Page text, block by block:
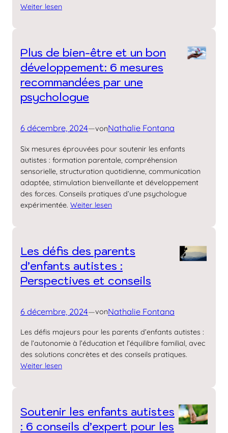
Weiter lesen
Plus de bien-être et un bon
développement: 6 mesures
recommandées par une
psychologue
6 décembre, 2024—vonNathalie Fontana
Six mesures éprouvées pour soutenir les enfants
autistes : formation parentale, compréhension
sensorielle, structuration quotidienne, communication
adaptée, stimulation bienveillante et développement
des forces. Conseils pratiques d’une psychologue
expérimentée. Weiter lesen
Les défis des parents
d’enfants autistes :
Perspectives et conseils
6 décembre, 2024—vonNathalie Fontana
Les défis majeurs pour les parents d’enfants autistes :
de l’autonomie à l’éducation et l’équilibre familial, avec
des solutions concrètes et des conseils pratiques.
Weiter lesen
Soutenir les enfants autistes
: 6 conseils d’expert pour les